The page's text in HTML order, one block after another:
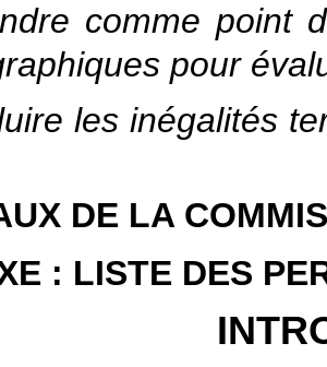
comme point
pour
les inégalités
DE LA
: LISTE DES